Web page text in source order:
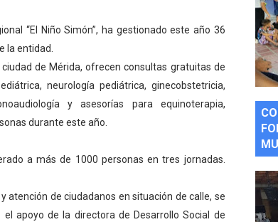
más de 993 nuevos bachilleres de Mérida
Llano con la activación de dos quirófanos
“El Niño Simón”, ha gestionado este año 36
la entidad.
de Mérida, ofrecen consultas gratuitas de
neurología pediátrica, ginecobstetricia,
y asesorías para equinoterapia,
durante este año.
a más de 1000 personas en tres jornadas.
atención de ciudadanos en situación de calle, se
apoyo de la directora de Desarrollo Social de